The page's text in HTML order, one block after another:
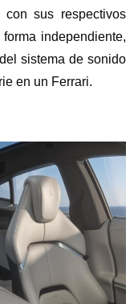
con sus respectivos
independiente,
sistema de sonido
en un Ferrari.